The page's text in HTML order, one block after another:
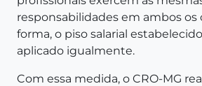
responsabilidades em ambos os
forma, o piso salarial
aplicado igualmente.
Com essa medida, o CRO-MG